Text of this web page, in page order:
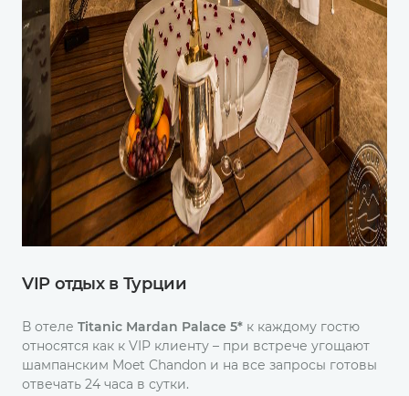
VIP отдых в Турции
В отеле Titanic Mardan Palace 5* к каждому гостю
относятся как к VIP клиенту – при встрече угощают
шампанским Moet Chandon и на все запросы готовы
отвечать 24 часа в сутки.